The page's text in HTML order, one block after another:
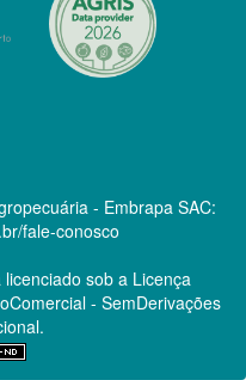
- Embrapa SAC:
fale-conosco
sob a Licença
- SemDerivações